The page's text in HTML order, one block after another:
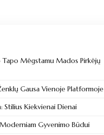
Mėgstamu Mados Pirkėjų
Gausa Vienoje Platformoje
Kiekvienai Dienai
Gyvenimo Būdui